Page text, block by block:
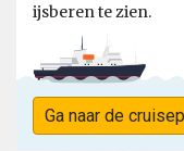
ijsberen te zien.
Ga naar de